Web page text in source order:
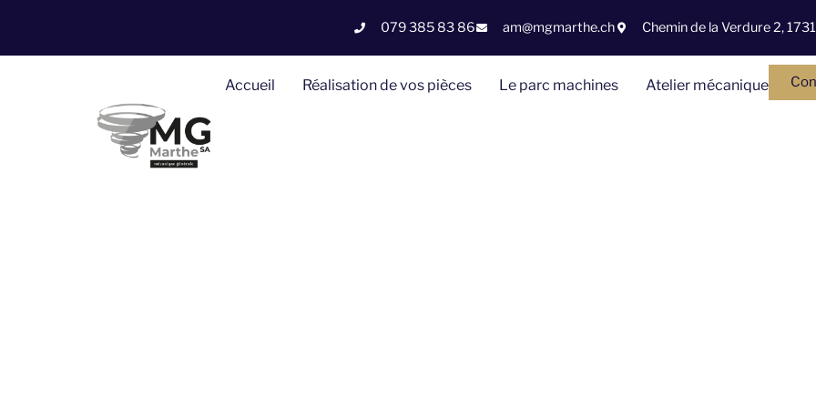
079 385 83 86 am@mgmarthe.ch Chemin de la Verdure 2,
Accueil Réalisation de vos pièces Le parc machines Atelier mécanique